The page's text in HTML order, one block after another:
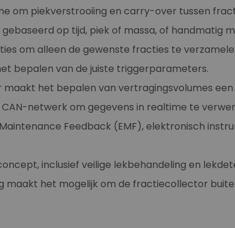
om piekverstrooiing en carry-over tussen
op tijd, piek of massa, of handmatig
om alleen de gewenste fracties te
bepalen van de juiste triggerparameters.
maakt het bepalen van vertragingsvolumes
netwerk om gegevens in realtime te
Feedback (EMF), elektronisch
inclusief veilige lekbehandeling en
maakt het mogelijk om de fractiecollector